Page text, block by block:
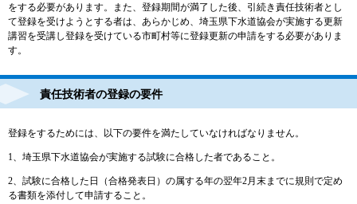
をする必要があります。また、登録期間が満了した後、引続き責任技術者とし
て登録を受けようとする者は、あらかじめ、埼玉県下水道協会が実施する更新
講習を受講し登録を受けている市町村等に登録更新の申請をする必要がありま
す。
責任技術者の登録の要件
登録をするためには、以下の要件を満たしていなければなりません。
1、埼玉県下水道協会が実施する試験に合格した者であること。
2、試験に合格した日（合格発表日）の属する年の翌年2月末までに規則で定め
る書類を添付して申請すること。